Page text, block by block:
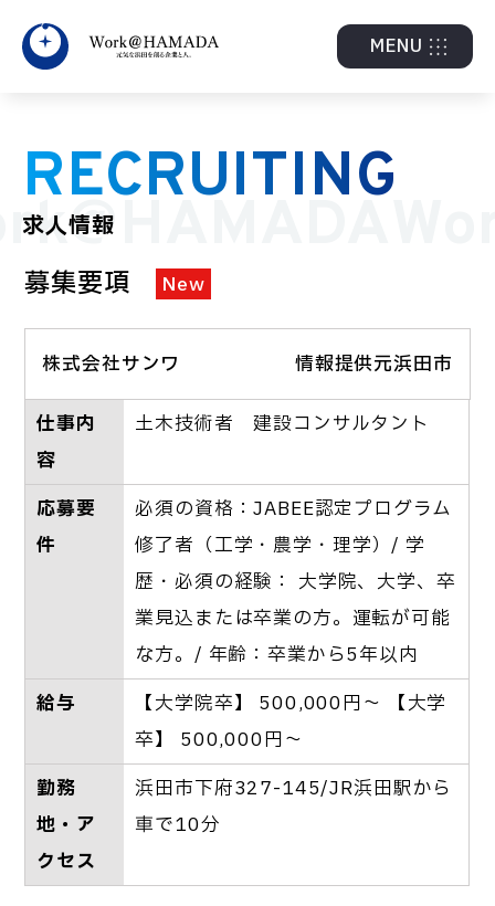
MENU
RECRUITING
求人情報
募集要項 New
株式会社サンワ 情報提供元浜田市
仕事内
容
土木技術者 建設コンサルタント
応募要
件
必須の資格：JABEE認定プログラム
修了者（工学・農学・理学）/ 学
歴・必須の経験： 大学院、大学、卒
業見込または卒業の方。運転が可能
な方。/ 年齢：卒業から5年以内
給与
【大学院卒】 500,000円～ 【大学
卒】 500,000円～
勤務
地・ア
クセス
浜田市下府327-145/JR浜田駅から
車で10分